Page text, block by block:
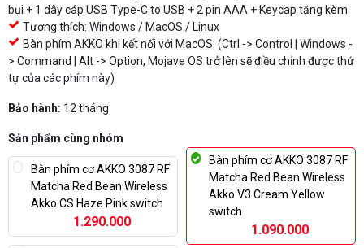
bụi + 1 dây cáp USB Type-C to USB + 2 pin AAA + Keycap tặng kèm
Tương thích: Windows / MacOS / Linux
Bàn phím AKKO khi kết nối với MacOS: (Ctrl -> Control | Windows -
> Command | Alt -> Option, Mojave OS trở lên sẽ điều chỉnh được thứ
tự của các phím này)
Bảo hành: 12 tháng
Sản phẩm cùng nhóm
Bàn phím cơ AKKO 3087 RF
Matcha Red Bean Wireless
Akko CS Haze Pink switch
1.290.000
Bàn phím cơ AKKO 3087 RF
Matcha Red Bean Wireless
Akko V3 Cream Yellow
switch
1.090.000